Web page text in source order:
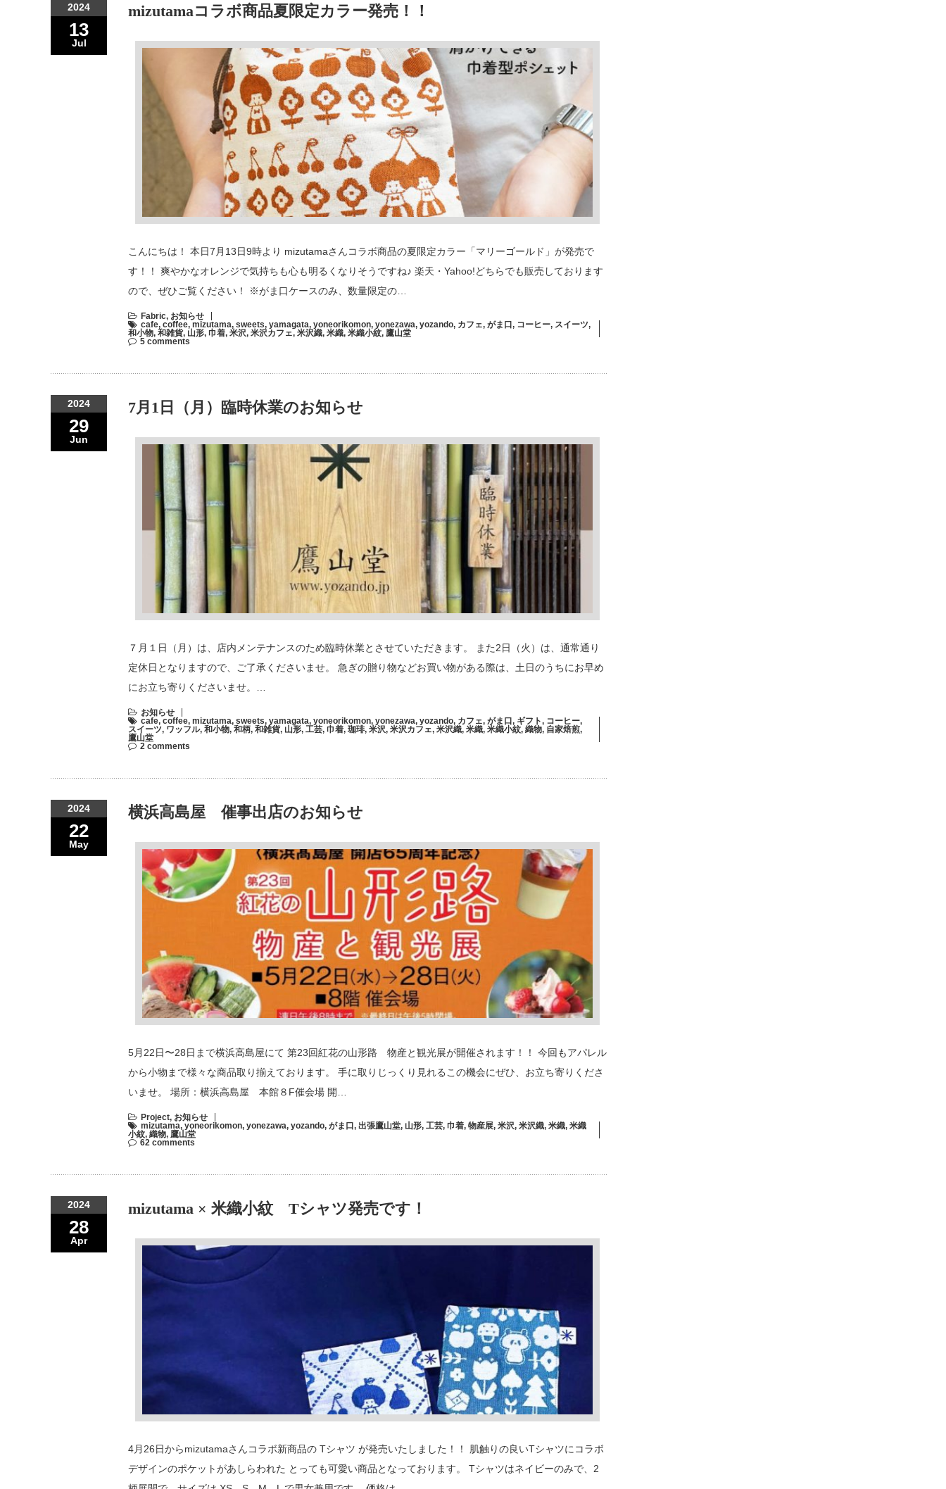
2024
13
Jul
mizutamaコラボ商品夏限定カラー発売！！
こんにちは！ 本日7月13日9時より mizutamaさんコラボ商品の夏限定カラー「マリーゴールド」が発売で
す！！ 爽やかなオレンジで気持ちも心も明るくなりそうですね♪ 楽天・Yahoo!どちらでも販売しております
ので、ぜひご覧ください！ ※がま口ケースのみ、数量限定の…
Fabric, お知らせ
cafe, coffee, mizutama, sweets, yamagata, yoneorikomon, yonezawa, yozando, カフェ, がま口, コーヒー, スイーツ,
和小物, 和雑貨, 山形, 巾着, 米沢, 米沢カフェ, 米沢織, 米織, 米織小紋, 鷹山堂
5 comments
2024
29
Jun
7月1日（月）臨時休業のお知らせ
７月１日（月）は、店内メンテナンスのため臨時休業とさせていただきます。 また2日（火）は、通常通り
定休日となりますので、ご了承くださいませ。 急ぎの贈り物などお買い物がある際は、土日のうちにお早め
にお立ち寄りくださいませ。…
お知らせ
cafe, coffee, mizutama, sweets, yamagata, yoneorikomon, yonezawa, yozando, カフェ, がま口, ギフト, コーヒー,
スイーツ, ワッフル, 和小物, 和柄, 和雑貨, 山形, 工芸, 巾着, 珈琲, 米沢, 米沢カフェ, 米沢織, 米織, 米織小紋, 織物, 自家焙煎,
鷹山堂
2 comments
2024
22
May
横浜高島屋 催事出店のお知らせ
5月22日〜28日まで横浜高島屋にて 第23回紅花の山形路 物産と観光展が開催されます！！ 今回もアパレル
から小物まで様々な商品取り揃えております。 手に取りじっくり見れるこの機会にぜひ、お立ち寄りくださ
いませ。 場所：横浜高島屋 本館８F催会場 開…
Project, お知らせ
mizutama, yoneorikomon, yonezawa, yozando, がま口, 出張鷹山堂, 山形, 工芸, 巾着, 物産展, 米沢, 米沢織, 米織, 米織
小紋, 織物, 鷹山堂
62 comments
2024
28
Apr
mizutama × 米織小紋 Tシャツ発売です！
4月26日からmizutamaさんコラボ新商品の Tシャツ が発売いたしました！！ 肌触りの良いTシャツにコラボ
デザインのポケットがあしらわれた とっても可愛い商品となっております。 Tシャツはネイビーのみで、2